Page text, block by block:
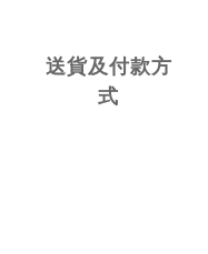
送貨及付款方
式